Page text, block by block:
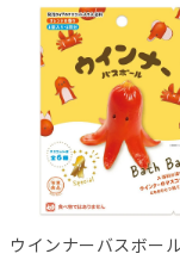
ウインナーバスボー